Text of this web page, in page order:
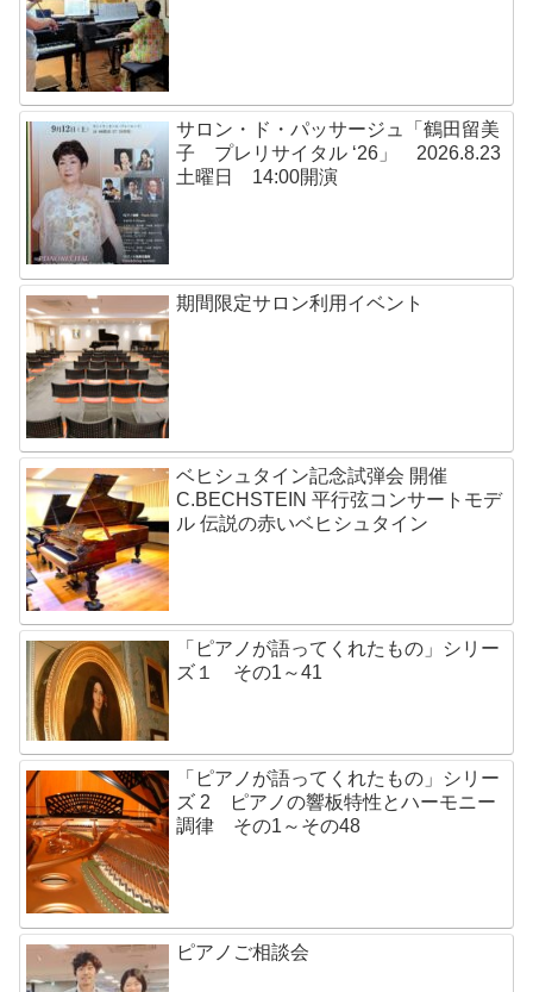
サロン・ド・パッサージュ「鶴田留美
子 プレリサイタル ‘26」 2026.8.23
土曜日 14:00開演
期間限定サロン利用イベント
ベヒシュタイン記念試弾会 開催
C.BECHSTEIN 平行弦コンサートモデ
ル 伝説の赤いベヒシュタイン
「ピアノが語ってくれたもの」シリー
ズ１ その1～41
「ピアノが語ってくれたもの」シリー
ズ 2 ピアノの響板特性とハーモニー
調律 その1～その48
ピアノご相談会